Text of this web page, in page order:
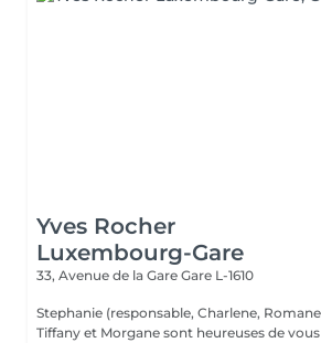
Yves Rocher
Luxembourg-Gare
33, Avenue de la Gare Gare L-1610
Stephanie (responsable, Charlene,
Tiffany et Morgane sont heureuses de